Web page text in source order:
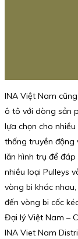
INA Việt Nam
ô tô với dòng sản
lựa chọn cho
thống truyền động
lăn hình trụ để
nhiều loại Pulleys
vòng bi khác
đến vòng bi cốc
Đại lý Việt Nam –
INA Viet Nam